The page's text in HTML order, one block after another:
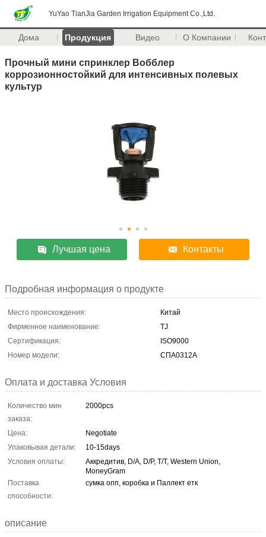
YuYao TianJia Garden Irrigation Equipment Co.,Ltd.
Дома Продукция Видео О Компании
Прочный мини спринклер Вобблер
коррозионностойкий для интенсивных полевых
культур
Лучшая цена Контакты
Подробная информация о продукте
Место происхождения:
Китай
Фирменное наименование:
TJ
Сертификация:
ISO9000
Номер модели:
СПА0312А
Оплата и доставка Условия
Количество мин
заказа:
2000pcs
Цена:
Negotiate
Упаковывая детали:
10-15days
Условия оплаты:
Аккредитив, D/A, D/P, T/T, Western Union,
MoneyGram
Поставка
способности:
сумка опп, коробка и Паллект етк
описание